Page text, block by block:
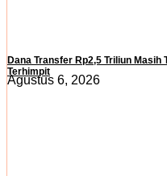
Dana Transfer Rp2,5 Triliun
Terhimpit
Agustus 6, 2026